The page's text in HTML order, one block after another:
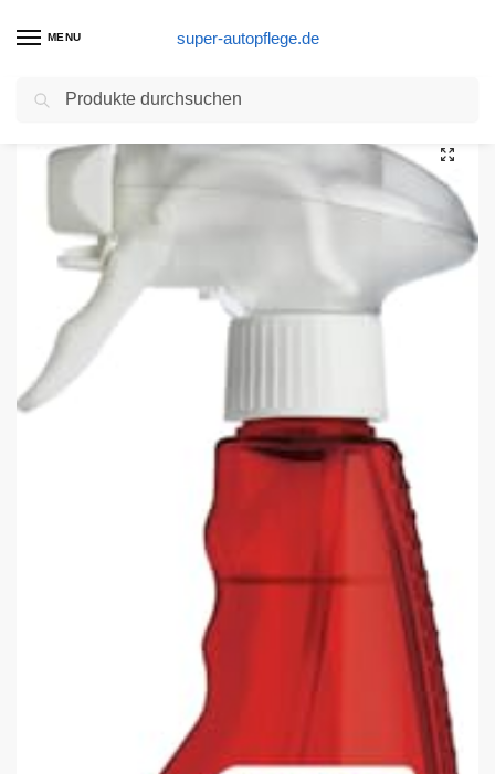
MENU super-autopflege.de
Start Autolack Produkte / SONAX 513200 FlugrostEntferner